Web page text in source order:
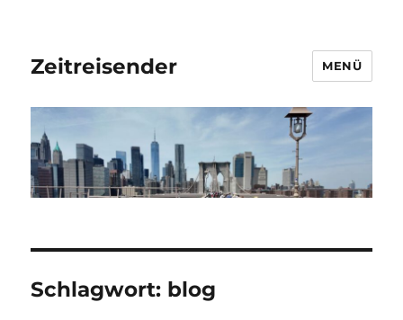
Zeitreisender MENÜ
Schlagwort: blog